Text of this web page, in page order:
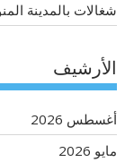
شغالات بالمدينة
الأرشيف
أغسطس 2026
مايو 2026